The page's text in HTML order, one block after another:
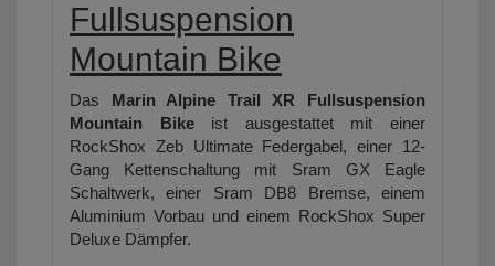
Fullsuspension
Mountain Bike
Das Marin Alpine Trail XR Fullsuspension
Mountain Bikeist ausgestattet mit einer
RockShox Zeb Ultimate Federgabel, einer 12-
Gang Kettenschaltung mit Sram GX Eagle
Schaltwerk, einer Sram DB8 Bremse, einem
Aluminium Vorbau und einem RockShox Super
Deluxe Dämpfer.